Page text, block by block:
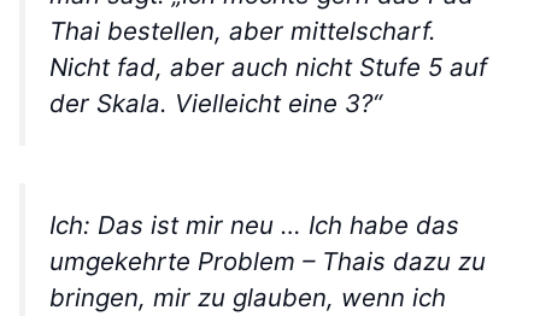
Thai bestellen, aber mittelscharf.
Nicht fad, aber auch nicht Stufe 5 auf
der Skala. Vielleicht eine 3?“
Ich: Das ist mir neu … Ich habe das
umgekehrte Problem – Thais dazu zu
bringen, mir zu glauben, wenn ich